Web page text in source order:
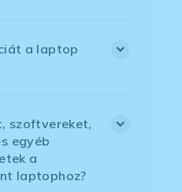
a laptop
szoftvereket,
egyéb
a
laptophoz?